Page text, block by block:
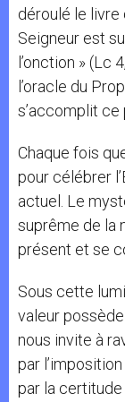
déroulé le livre
Seigneur est
l’onction » (Lc
l’oracle du
s’accomplit ce
Chaque fois
pour célébrer
actuel. Le
suprême de la
présent et se
Sous cette
valeur
nous invite à
par
par la